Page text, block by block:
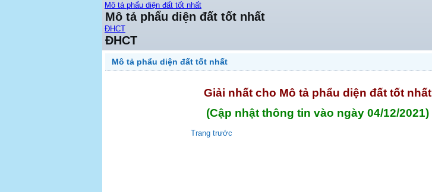
Mô tả phẩu diện đất tốt nhất
Mô tả phẩu diện đất tốt nhất
ĐHCT
ĐHCT
Mô tả phẩu diện đất tốt nhất
Giải nhất cho Mô tả phẩu diện đất tốt nhất
(Cập nhật thông tin vào ngày 04/12/2021)
Trang trước